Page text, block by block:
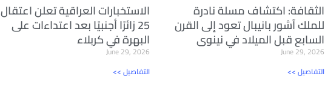
الاستخبارات العراقية تعلن اعتقال
25 زائرًا أجنبيًا بعد اعتداءات على
البهرة في كربلاء
June 29, 2026
<< التفاصيل
الثقافة: اكتشاف مسلة نادرة
للملك آشور بانيبال تعود إلى القرن
السابع قبل الميلاد في نينوى
June 29, 2026
<< التفاصيل